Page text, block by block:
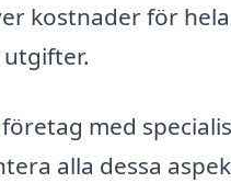
kostnader för
med
alla dessa